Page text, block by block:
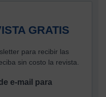
GRATIS
para recibir las
sin costo la revista.
e-mail para